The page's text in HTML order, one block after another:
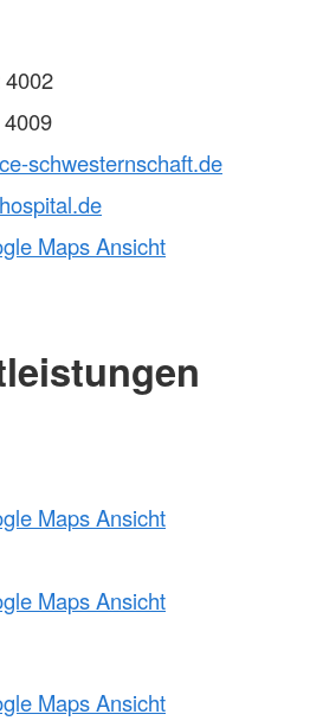
schwesternschaft.de
Maps Ansicht
Maps Ansicht
Maps Ansicht
Maps Ansicht